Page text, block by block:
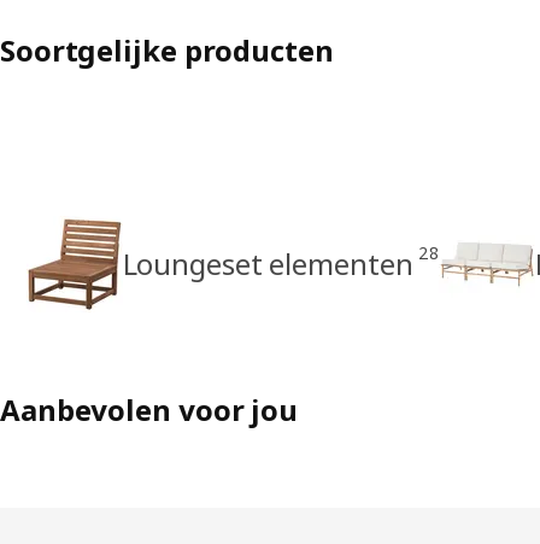
Soortgelijke producten
Loungeset elementen 28
Aanbevolen voor jou